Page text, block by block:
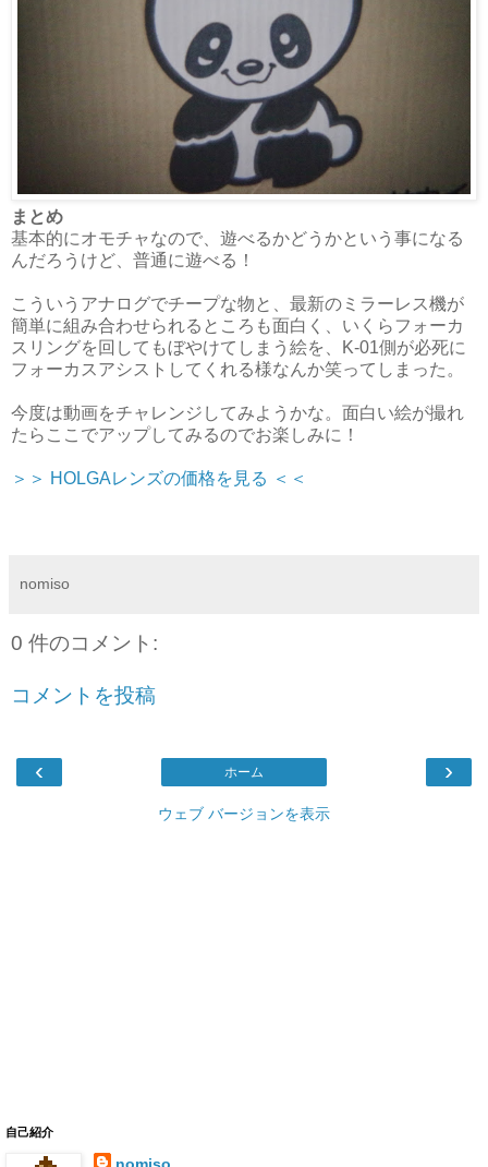
まとめ
基本的にオモチャなので、遊べるかどうかという事になる
んだろうけど、普通に遊べる！
こういうアナログでチープな物と、最新のミラーレス機が
簡単に組み合わせられるところも面白く、いくらフォーカ
スリングを回してもぼやけてしまう絵を、K-01側が必死に
フォーカスアシストしてくれる様なんか笑ってしまった。
今度は動画をチャレンジしてみようかな。面白い絵が撮れ
たらここでアップしてみるのでお楽しみに！
＞＞ HOLGAレンズの価格を見る ＜＜
nomiso
0 件のコメント:
コメントを投稿
‹ ›
ホーム
ウェブ バージョンを表示
自己紹介